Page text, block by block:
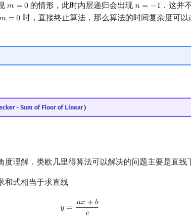
𝑚 = 0
m =0 的情形，此时内层递归会出现𝑛 = −1
n =−1
．这并
= 0
=0 时，直接终止算法，那么算法的时间复杂度可以
- Sum of Floor of Linear）
度理解．类欧几里得算法可以解决的问题主要是直线
和式相当于求直线
𝑦 = 𝑎𝑥+𝑏
𝑐
ax+ bc